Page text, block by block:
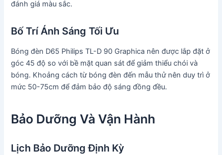
đánh giá màu sắc.
Bố Trí Ánh Sáng Tối Ưu
Bóng đèn D65 Philips TL-D 90 Graphica nên được lắp đặt ở
góc 45 độ so với bề mặt quan sát để giảm thiểu chói và
bóng. Khoảng cách từ bóng đèn đến mẫu thử nên duy trì ở
mức 50-75cm để đảm bảo độ sáng đồng đều.
Bảo Dưỡng Và Vận Hành
Lịch Bảo Dưỡng Định Kỳ